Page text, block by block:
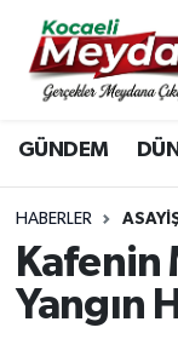
GÜNDEM
HABERLER
Kafenin
Yangın
Nöbetçi
Hava
Trafik
Süper Lig